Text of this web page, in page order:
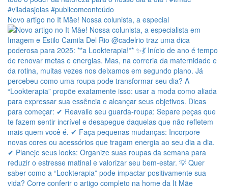
Novo artigo no It Mãe! Nossa colunista, a especial